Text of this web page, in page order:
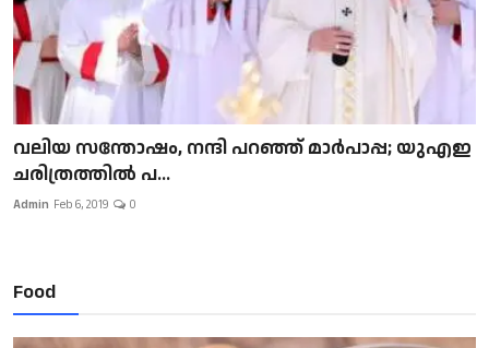
വലിയ സന്തോഷം, നന്ദി പറഞ്ഞ് മാർപാപ്പ; യുഎഇ
ചരിത്രത്തിൽ പ...
Admin Feb 6, 2019 0
Food